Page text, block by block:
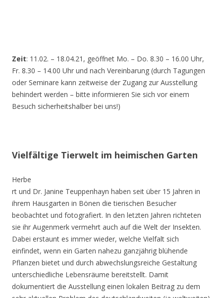
Zeit: 11.02. – 18.04.21, geöffnet Mo. – Do. 8.30 – 16.00 Uhr,
Fr. 8.30 – 14.00 Uhr und nach Vereinbarung (durch Tagungen
oder Seminare kann zeitweise der Zugang zur Ausstellung
behindert werden – bitte informieren Sie sich vor einem
Besuch sicherheitshalber bei uns!)
Vielfältige Tierwelt im heimischen Garten
Herbe
rt und Dr. Janine Teuppenhayn haben seit über 15 Jahren in
ihrem Hausgarten in Bönen die tierischen Besucher
beobachtet und fotografiert. In den letzten Jahren richteten
sie ihr Augenmerk vermehrt auch auf die Welt der Insekten.
Dabei erstaunt es immer wieder, welche Vielfalt sich
einfindet, wenn ein Garten nahezu ganzjährig blühende
Pflanzen bietet und durch abwechslungsreiche Gestaltung
unterschiedliche Lebensräume bereitstellt. Damit
dokumentiert die Ausstellung einen lokalen Beitrag zu dem